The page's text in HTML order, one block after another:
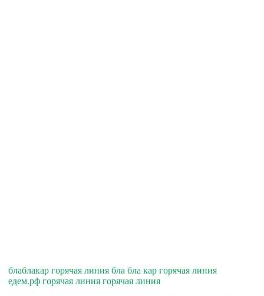
блаблакар горячая линия бла бла кар горячая линия
едем.рф горячая линия горячая линия